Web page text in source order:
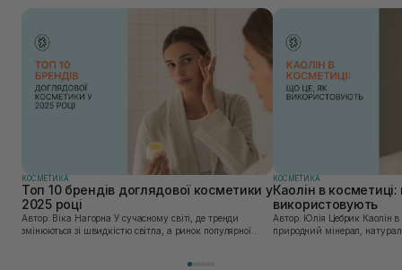
КОСМЕТИКА
Топ 10 брендів доглядової косметики у
2025 році
Автор: Віка Нагорна У сучасному світі, де тренди
змінюються зі швидкістю світла, а ринок популярної
КОСМЕТИКА
Каолін в
використовують
Автор: Юлія Цебрик Каолін в косметології – це
природний мінерал,